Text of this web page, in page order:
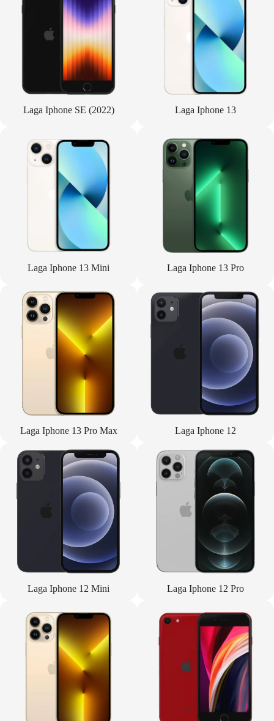
Laga Iphone SE (2022) Laga Iphone 13
Laga Iphone 13 Mini Laga Iphone 13 Pro
Laga Iphone 13 Pro Max Laga Iphone 12
Laga Iphone 12 Mini Laga Iphone 12 Pro